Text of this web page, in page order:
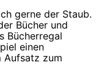
gerne der Staub.
Bücher und
Bücherregal
einen
Aufsatz zum